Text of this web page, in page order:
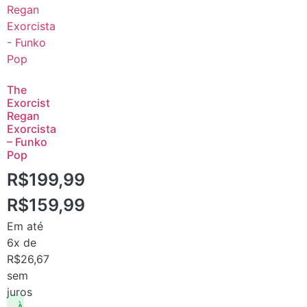
The
Exorcist
Regan
Exorcista
– Funko
Pop
R$199,99
R$159,99
Em até
6x de
R$26,67
sem
juros